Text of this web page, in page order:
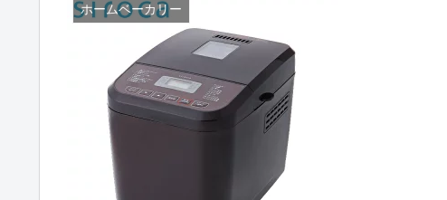
ホームベーカリー